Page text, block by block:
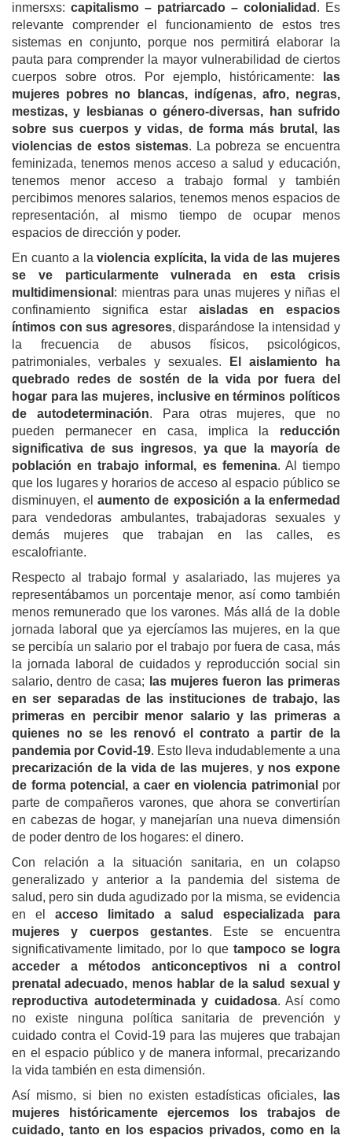
inmersxs: capitalismo – patriarcado – colonialidad . Es
relevante comprender el funcionamiento de estos tres
sistemas en conjunto, porque nos permitirá elaborar la
pauta para comprender la mayor vulnerabilidad de ciertos
cuerpos sobre otros. Por ejemplo, históricamente:
las
mujeres pobres no blancas, indígenas, afro, negras,
mestizas, y lesbianas o género-diversas, han sufrido
sobre sus cuerpos y vidas, de forma más brutal, las
violencias de estos sistemas. La pobreza se encuentra
feminizada, tenemos menos acceso a salud y educación,
tenemos menor acceso a trabajo formal y también
percibimos menores salarios, tenemos menos espacios de
representación, al mismo tiempo de ocupar menos
espacios de dirección y poder.
En cuanto a laviolencia explícita, la vida de las mujeres
se ve particularmente vulnerada en esta crisis
multidimensional : mientras para unas mujeres y niñas el
confinamiento significa estar aisladas en espacios
íntimos con sus agresores, disparándose la intensidad y
la frecuencia de abusos físicos, psicológicos,
patrimoniales, verbales y sexuales.
El aislamiento ha
quebrado redes de sostén de la vida por fuera del
hogar para las mujeres, inclusive en términos políticos
de autodeterminación. Para otras mujeres, que no
pueden permanecer en casa, implica la reducción
significativa de sus ingresos, ya que la mayoría de
población en trabajo informal, es femenina. Al tiempo
que los lugares y horarios de acceso al espacio público se
disminuyen, elaumento de exposición a la enfermedad
para vendedoras ambulantes, trabajadoras sexuales y
demás mujeres que trabajan en las calles, es
escalofriante.
Respecto al trabajo formal y asalariado, las mujeres ya
representábamos un porcentaje menor, así como también
menos remunerado que los varones. Más allá de la doble
jornada laboral que ya ejercíamos las mujeres, en la que
se percibía un salario por el trabajo por fuera de casa, más
la jornada laboral de cuidados y reproducción social sin
salario, dentro de casa; las mujeres fueron las primeras
en ser separadas de las instituciones de trabajo, las
primeras en percibir menor salario y las primeras a
quienes no se les renovó el contrato a partir de la
pandemia por Covid-19. Esto lleva indudablemente a una
precarización de la vida de las mujeres, y nos expone
de forma potencial, a caer en violencia patrimonial por
parte de compañeros varones, que ahora se convertirían
en cabezas de hogar, y manejarían una nueva dimensión
de poder dentro de los hogares: el dinero.
Con relación a la situación sanitaria, en un colapso
generalizado y anterior a la pandemia del sistema de
salud, pero sin duda agudizado por la misma, se evidencia
en el acceso limitado a salud especializada para
mujeres y cuerpos gestantes. Este se encuentra
significativamente limitado, por lo que tampoco se logra
acceder a métodos anticonceptivos ni a control
prenatal adecuado, menos hablar de la salud sexual y
reproductiva autodeterminada y cuidadosa. Así como
no existe ninguna política sanitaria de prevención y
cuidado contra el Covid-19 para las mujeres que trabajan
en el espacio público y de manera informal, precarizando
la vida también en esta dimensión.
Así mismo, si bien no existen estadísticas oficiales,
las
mujeres históricamente ejercemos los trabajos de
cuidado, tanto en los espacios privados, como en la